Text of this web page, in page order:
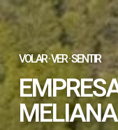
VOLAR · VER · SENTIR
MELIANA